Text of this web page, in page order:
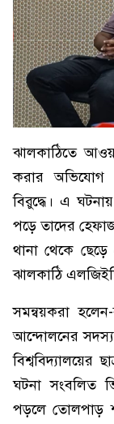
ঝালকাঠিতে
করার অভিযোগ
বিরুদ্ধে। এ
পড়ে তাদের
থানা থেকে
ঝালকাঠি
সমন্বয়করা হলেন-
আন্দোলনের
বিশ্ববিদ্যালয়ের
ঘটনা সংবলিত
পড়লে তোলপাড়